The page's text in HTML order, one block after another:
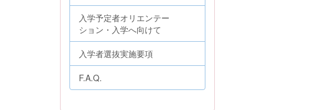
入学予定者オリエンテー
ション・入学へ向けて
入学者選抜実施要項
F.A.Q.